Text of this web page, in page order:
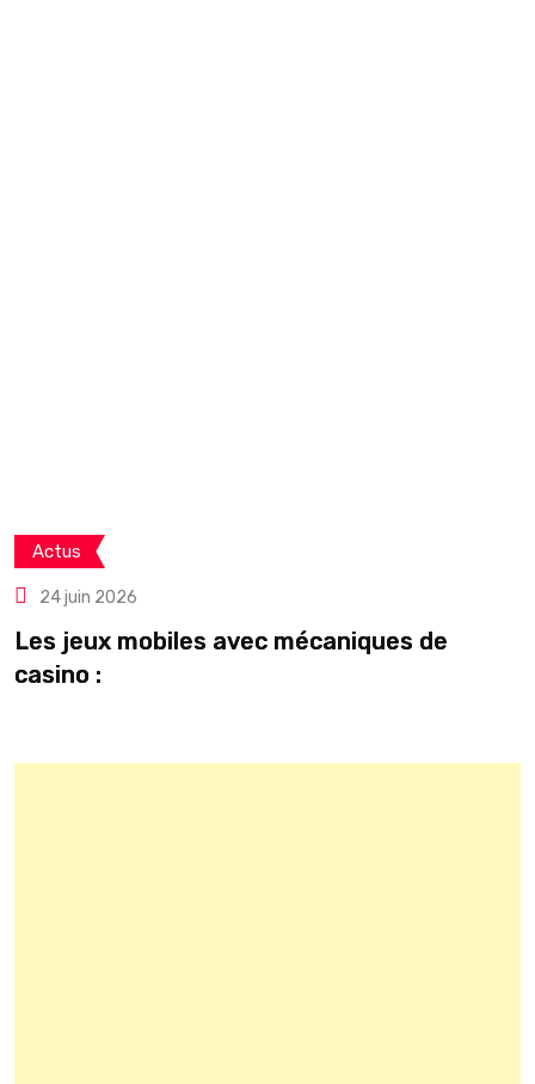
Actus
24 juin 2026
Les jeux mobiles avec mécaniques de
casino :